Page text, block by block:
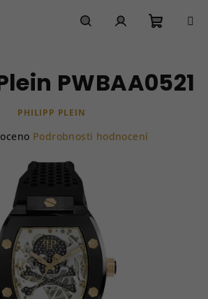
košík
PWBAA0521
PHILIPP PLEIN
Podrobnosti hodnocení